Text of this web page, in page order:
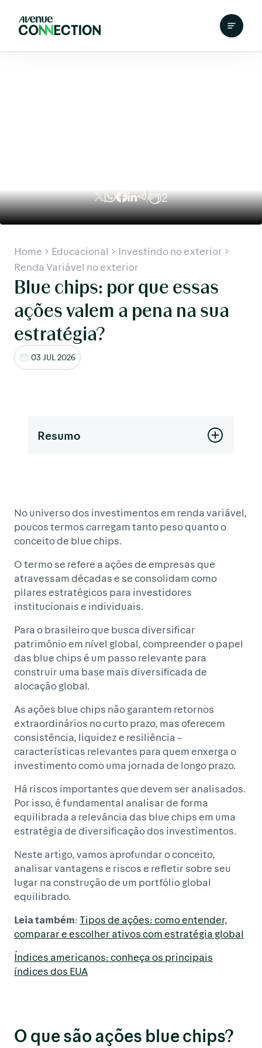
2
Home Educacional
Investindo no exterior
Renda Variável no exterior
Blue chips: por que essas
ações valem a pena na sua
estratégia?
03 JUL 2026
Resumo
No universo dos investimentos em renda variável,
poucos termos carregam tanto peso quanto o
conceito de blue chips.
O termo se refere a ações de empresas que
atravessam décadas e se consolidam como
pilares estratégicos para investidores
institucionais e individuais.
Para o brasileiro que busca diversificar
patrimônio em nível global, compreender o papel
das blue chips é um passo relevante para
construir uma base mais diversificada de
alocação global.
As ações blue chips não garantem retornos
extraordinários no curto prazo, mas oferecem
consistência, liquidez e resiliência –
características relevantes para quem enxerga o
investimento como uma jornada de longo prazo.
Há riscos importantes que devem ser analisados.
Por isso, é fundamental analisar de forma
equilibrada a relevância das blue chips em uma
estratégia de diversificação dos investimentos.
Neste artigo, vamos aprofundar o conceito,
analisar vantagens e riscos e refletir sobre seu
lugar na construção de um portfólio global
equilibrado.
Leia também:Tipos de ações: como entender,
comparar e escolher ativos com estratégia global
Índices americanos: conheça os principais
índices dos EUA
O que são ações blue chips?